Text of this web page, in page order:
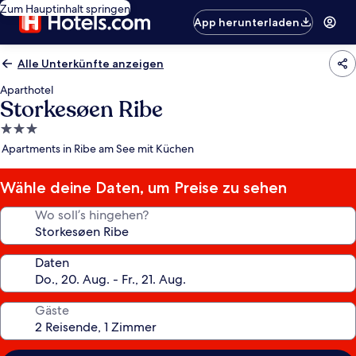
Zum Hauptinhalt springen
App herunterladen
Alle Unterkünfte anzeigen
Aparthotel
Storkesøen Ribe
3.0-
Sterne-
Apartments in Ribe am See mit Küchen
Wähle deine Daten, um Preise zu sehen
Wo soll’s hingehen?
Daten
Gäste